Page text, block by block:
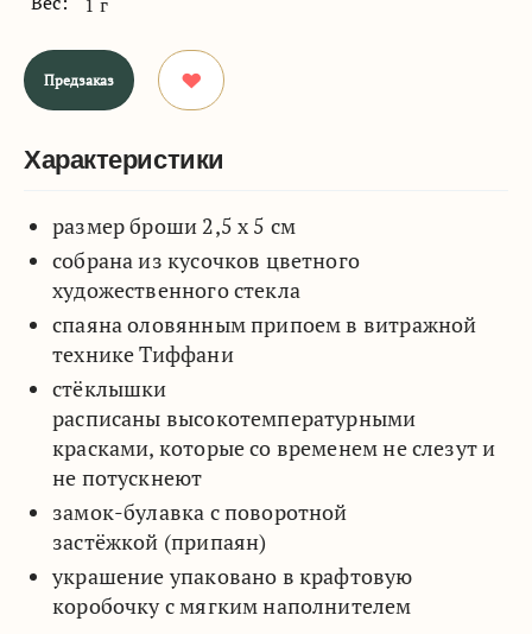
Предзаказ
Характеристики
размер броши 2,5 х 5 см
собрана из кусочков цветного
художественного стекла
спаяна оловянным припоем в витражной
технике Тиффани
стёклышки
расписаны высокотемпературными
красками, которые со временем не слезут и
не потускнеют
замок-булавка с поворотной
застёжкой (припаян)
украшение упаковано в крафтовую
коробочку с мягким наполнителем